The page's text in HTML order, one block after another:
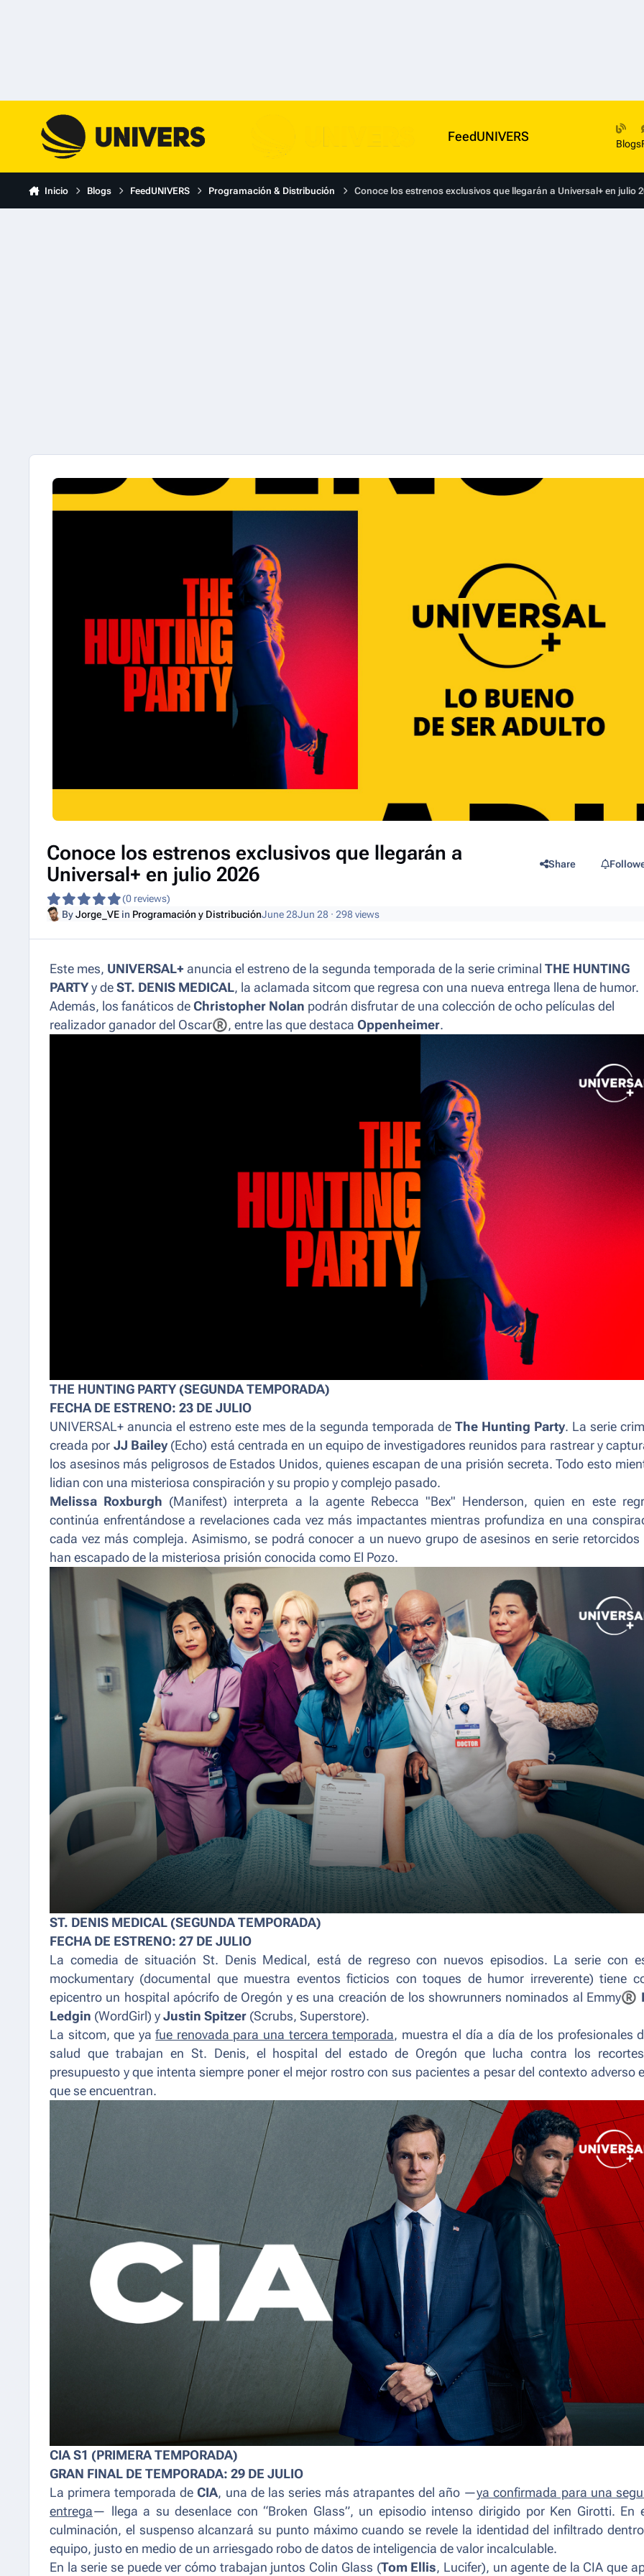
FeedUNIVERS Blogs
Inicio Blogs FeedUNIVERS Programación & Distribución Conoce los estrenos exclusivos que llegarán a Universal+ en julio
Conoce los estrenos exclusivos que llegarán a
Universal+ en julio 2026
(0 reviews)
Share
ByJorge_VEin Programación y DistribuciónJune 28Jun 28 · 298 views
Este mes, UNIVERSAL+ anuncia el estreno de la segunda temporada de la serie criminal THE HUNTING
PARTY y de ST. DENIS MEDICAL, la aclamada sitcom que regresa con una nueva entrega llena de humor.
Además, los fanáticos de Christopher Nolan podrán disfrutar de una colección de ocho películas del
realizador ganador del Oscar®, entre las que destaca Oppenheimer.
THE HUNTING PARTY (SEGUNDA TEMPORADA)
FECHA DE ESTRENO: 23 DE JULIO
UNIVERSAL+ anuncia el estreno este mes de la segunda temporada deThe Hunting Party. La serie
creada por JJ Bailey (Echo) está centrada en un equipo de investigadores reunidos para rastrear y
los asesinos más peligrosos de Estados Unidos, quienes escapan de una prisión secreta. Todo esto
lidian con una misteriosa conspiración y su propio y complejo pasado.
Melissa Roxburgh (Manifest) interpreta a la agente Rebecca "Bex" Henderson, quien en este
continúa enfrentándose a revelaciones cada vez más impactantes mientras profundiza en una
cada vez más compleja. Asimismo, se podrá conocer a un nuevo grupo de asesinos en serie retorcidos
han escapado de la misteriosa prisión conocida como El Pozo.
ST. DENIS MEDICAL (SEGUNDA TEMPORADA)
FECHA DE ESTRENO: 27 DE JULIO
La comedia de situación St. Denis Medical, está de regreso con nuevos episodios. La serie con
mockumentary (documental que muestra eventos ficticios con toques de humor irreverente) tiene
epicentro un hospital apócrifo de Oregón y es una creación de losshowrunners nominados al Emmy®
Ledgin (WordGirl) y Justin Spitzer (Scrubs, Superstore).
La sitcom, que yafue renovada para una tercera temporada, muestra el día a día de los profesionales
salud que trabajan en St. Denis, el hospital del estado de Oregón que lucha contra los
presupuesto y que intenta siempre poner el mejor rostro con sus pacientes a pesar del contexto adverso
que se encuentran.
CIA S1 (PRIMERA TEMPORADA)
GRAN FINAL DE TEMPORADA: 29 DE JULIO
La primera temporada deCIA, una de las series más atrapantes del año —ya confirmada para una
entrega— llega a su desenlace con “Broken Glass”, un episodio intenso dirigido por Ken Girotti. En
culminación, el suspenso alcanzará su punto máximo cuando se revele la identidad del infiltrado
equipo, justo en medio de un arriesgado robo de datos de inteligencia de valor incalculable.
En la serie se puede ver cómo trabajan juntos Colin Glass (Tom Ellis, Lucifer), un agente de la CIA que